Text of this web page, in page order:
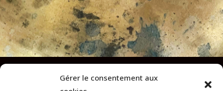
Gérer le consentement aux